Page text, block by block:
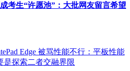
考生“许愿池”：大批网友留言希望